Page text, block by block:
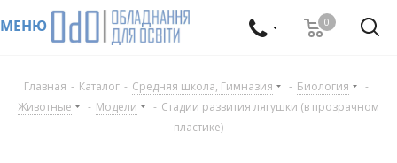
МЕНЮ 0
Главная - Каталог - Средняя школа, Гимназия - Биология
-
Животные
- Модели - Стадии развития лягушки (в прозрачном
пластике)